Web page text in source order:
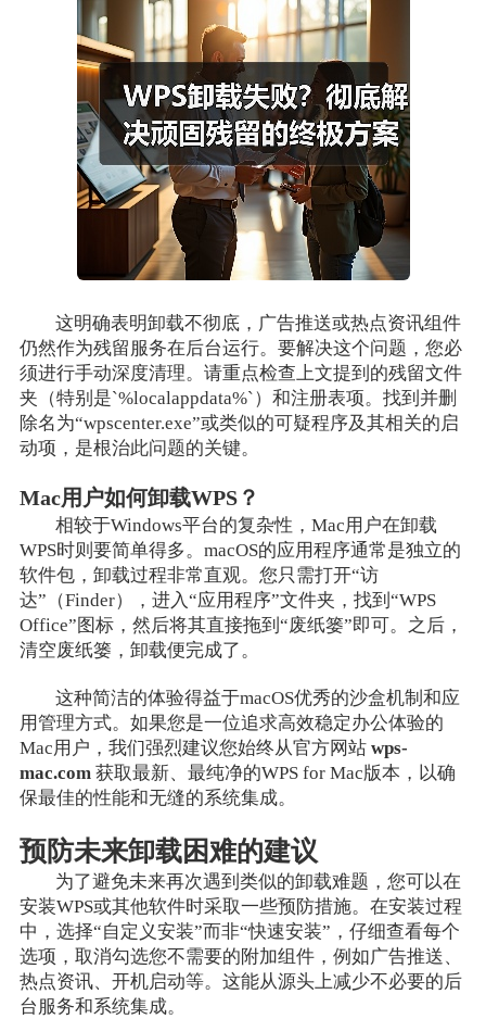
这明确表明卸载不彻底，广告推送或热点资讯组件
仍然作为残留服务在后台运行。要解决这个问题，您必
须进行手动深度清理。请重点检查上文提到的残留文件
夹（特别是`%localappdata%`）和注册表项。找到并删
除名为“wpscenter.exe”或类似的可疑程序及其相关的启
动项，是根治此问题的关键。
Mac用户如何卸载WPS？
相较于Windows平台的复杂性，Mac用户在卸载
WPS时则要简单得多。macOS的应用程序通常是独立的
软件包，卸载过程非常直观。您只需打开“访
达”（Finder），进入“应用程序”文件夹，找到“WPS
Office”图标，然后将其直接拖到“废纸篓”即可。之后，
清空废纸篓，卸载便完成了。
这种简洁的体验得益于macOS优秀的沙盒机制和应
用管理方式。如果您是一位追求高效稳定办公体验的
Mac用户，我们强烈建议您始终从官方网站 wps-
mac.com获取最新、最纯净的WPS for Mac版本，以确
保最佳的性能和无缝的系统集成。
预防未来卸载困难的建议
为了避免未来再次遇到类似的卸载难题，您可以在
安装WPS或其他软件时采取一些预防措施。在安装过程
中，选择“自定义安装”而非“快速安装”，仔细查看每个
选项，取消勾选您不需要的附加组件，例如广告推送、
热点资讯、开机启动等。这能从源头上减少不必要的后
台服务和系统集成。